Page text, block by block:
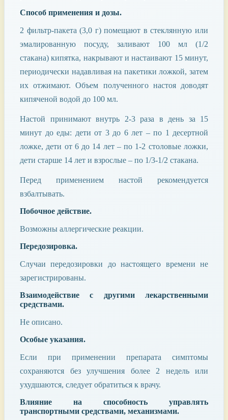
Способ применения и дозы.
2 фильтр-пакета (3,0 г) помещают в стеклянную или
эмалированную посуду, заливают 100 мл (1/2
стакана) кипятка, накрывают и настаивают 15 минут,
периодически надавливая на пакетики ложкой, затем
их отжимают. Объем полученного настоя доводят
кипяченой водой до 100 мл.
Настой принимают внутрь 2-3 раза в день за 15
минут до еды: дети от 3 до 6 лет – по 1 десертной
ложке, дети от 6 до 14 лет – по 1-2 столовые ложки,
дети старше 14 лет и взрослые – по 1/3-1/2 стакана.
Перед применением настой рекомендуется
взбалтывать.
Побочное действие.
Возможны аллергические реакции.
Передозировка.
Случаи передозировки до настоящего времени не
зарегистрированы.
Взаимодействие с другими лекарственными
средствами.
Не описано.
Особые указания.
Если при применении препарата симптомы
сохраняются без улучшения более 2 недель или
ухудшаются, следует обратиться к врачу.
Влияние на способность управлять
транспортными средствами, механизмами.